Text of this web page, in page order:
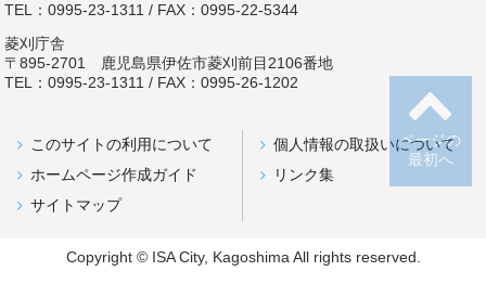
ページの
最初へ
TEL：0995-23-1311 / FAX：0995-22-5344
菱刈庁舎
〒895-2701 鹿児島県伊佐市菱刈前目2106番地
TEL：0995-23-1311 / FAX：0995-26-1202
このサイトの利用について
個人情報の取扱いについて
ホームページ作成ガイド
リンク集
サイトマップ
Copyright © ISA City, Kagoshima All rights reserved.